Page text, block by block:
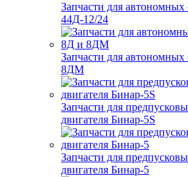
Запчасти для
44Д-12/24
Запчасти для
8ДМ
Запчасти для
двигателя Бинар-5S
Запчасти для
двигателя Бинар-5